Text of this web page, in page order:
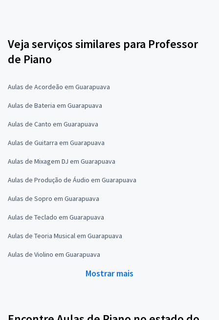
Veja serviços similares para Professor
de Piano
Aulas de Acordeão em Guarapuava
Aulas de Bateria em Guarapuava
Aulas de Canto em Guarapuava
Aulas de Guitarra em Guarapuava
Aulas de Mixagem DJ em Guarapuava
Aulas de Produção de Áudio em Guarapuava
Aulas de Sopro em Guarapuava
Aulas de Teclado em Guarapuava
Aulas de Teoria Musical em Guarapuava
Aulas de Violino em Guarapuava
Mostrar mais